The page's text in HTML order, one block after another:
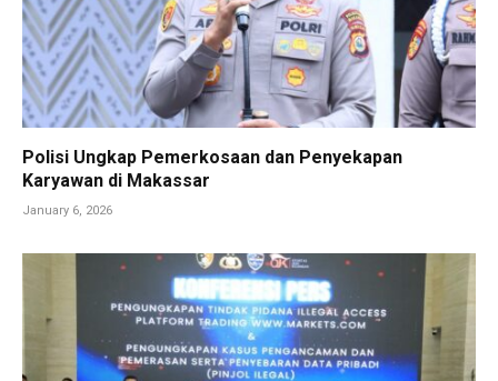
Polisi Ungkap Pemerkosaan dan Penyekapan
Karyawan di Makassar
January 6, 2026